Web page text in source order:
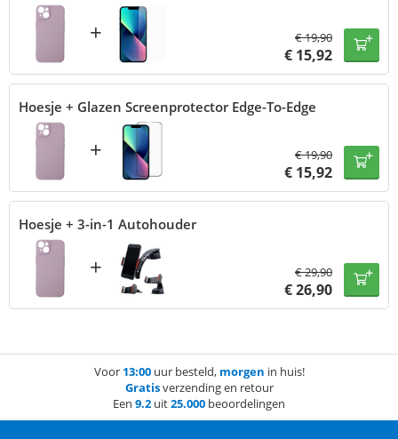
+ €19,90
€ 15,92
Hoesje + Glazen Screenprotector Edge-To-Edge
+ €19,90
€ 15,92
Hoesje + 3-in-1 Autohouder
+ €29,90
€26,90
Voor 13:00uur besteld, morgen in huis!
Gratisverzending en retour
Een 9.2 uit25.000 beoordelingen